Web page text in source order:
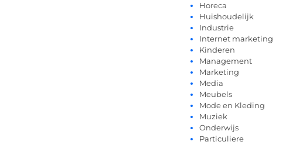
Horeca
Huishoudelijk
Industrie
Internet marketing
Kinderen
Management
Marketing
Media
Meubels
Mode en Kleding
Muziek
Onderwijs
Particuliere